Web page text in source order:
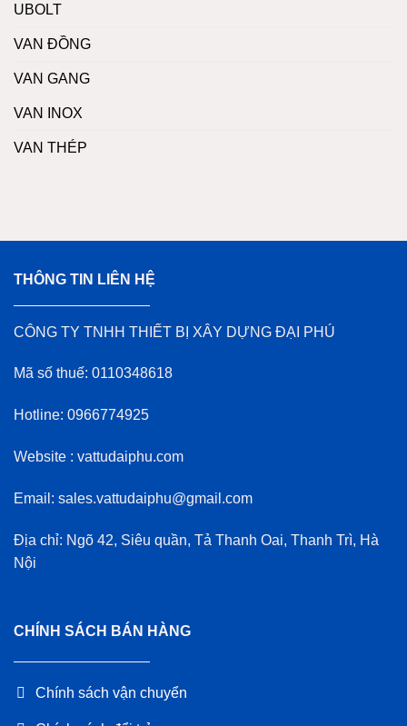
UBOLT
VAN ĐỒNG
VAN GANG
VAN INOX
VAN THÉP
THÔNG TIN LIÊN HỆ
CÔNG TY TNHH THIẾT BỊ XÂY DỰNG ĐẠI PHÚ
Mã số thuế: 0110348618
Hotline: 0966774925
Website : vattudaiphu.com
Email: sales.vattudaiphu@gmail.com
Địa chỉ: Ngõ 42, Siêu quần, Tả Thanh Oai, Thanh Trì, Hà
Nội
CHÍNH SÁCH BÁN HÀNG
Chính sách vận chuyển